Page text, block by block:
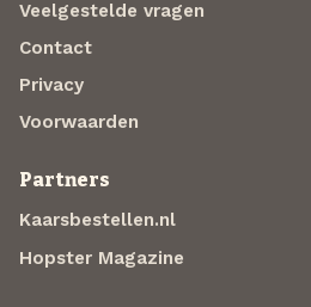
Veelgestelde vragen
Contact
Privacy
Voorwaarden
Partners
Kaarsbestellen.nl
Hopster Magazine